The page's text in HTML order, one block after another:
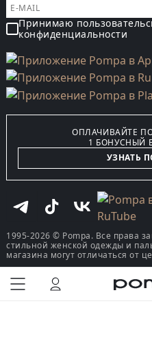
КУПИТЬ В ОДИН КЛИК
Принимаю
конфиденциальности
ОПЛАЧИВАЙТЕ
1 БОНУСНЫЙ
УЗНАТЬ
1995-2026 © Pompa. Все права
стильной женской одежды и
магазина могут отличаться от